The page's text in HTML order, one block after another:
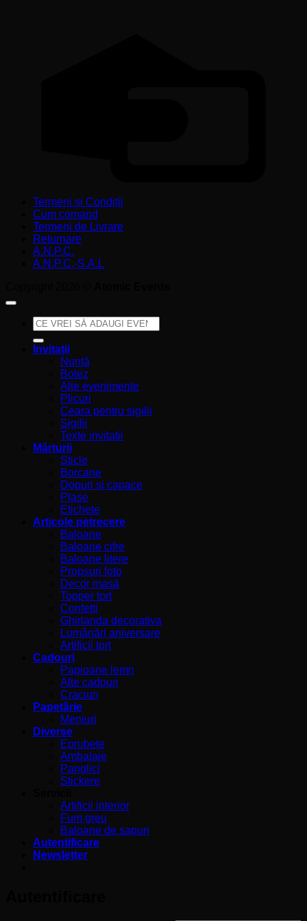
Termeni și Condiții
Cum comand
Termeni de Livrare
Returnare
A.N.P.C.
A.N.P.C.-S.A.L
Caută
după:
Invitații
Nuntă
Botez
Alte evenimente
Plicuri
Ceara pentru sigilii
Sigilii
Texte invitatii
Mărturii
Sticle
Borcane
Dopuri si capace
Plase
Etichete
Articole petrecere
Baloane
Baloane cifre
Baloane litere
Propsuri foto
Decor masă
Topper tort
Confetti
Ghirlanda decorativa
Lumânări aniversare
Artificii tort
Cadouri
Papioane lemn
Alte cadouri
Craciun
Papetărie
Meniuri
Diverse
Eprubete
Ambalaje
Panglici
Stickere
Artificii interior
Fum greu
Baloane de sapun
Autentificare
Newsletter